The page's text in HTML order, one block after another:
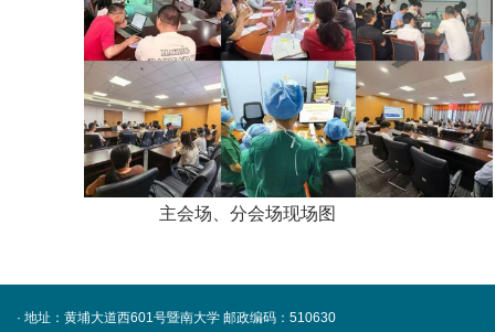
主会场、分会场现场图
· 地址：黄埔大道西601号暨南大学 邮政编码：510630